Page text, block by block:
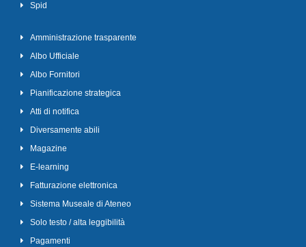
Spid
Amministrazione trasparente
Albo Ufficiale
Albo Fornitori
Pianificazione strategica
Atti di notifica
Diversamente abili
Magazine
E-learning
Fatturazione elettronica
Sistema Museale di Ateneo
Solo testo / alta leggibilità
Pagamenti